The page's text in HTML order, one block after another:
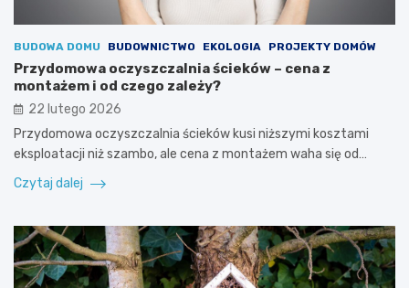
BUDOWA DOMU BUDOWNICTWO EKOLOGIA PROJEKTY DOMÓW
Przydomowa oczyszczalnia ścieków – cena z
montażem i od czego zależy?
22 lutego 2026
Przydomowa oczyszczalnia ścieków kusi niższymi kosztami
eksploatacji niż szambo, ale cena z montażem waha się od…
Czytaj dalej